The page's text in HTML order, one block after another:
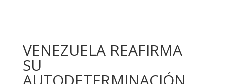
VENEZUELA REAFIRMA
SU